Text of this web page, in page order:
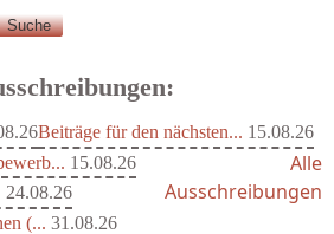
Beiträge für den nächsten... 15.08.26
15.08.26
24.08.26
(... 31.08.26
Alle
Ausschreibungen